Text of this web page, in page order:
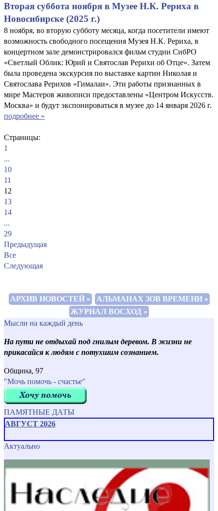
Вторая суббота ноября в Музее Н.К. Рериха в
Новосибирске (2025 г.)
8 ноября, во вторую субботу месяца, когда посетители имеют
возможность свободного посещения Музея Н.К. Рериха, в
концертном зале демонстрировался фильм студии СибРО
«Светлый Облик: Юрий и Святослав Рерихи об Отце». Затем
была проведена экскурсия по выставке картин Николая и
Святослава Рерихов «Гималаи». Эти работы признанных в
мире Мастеров живописи предоставлены «Центром Искусств.
Москва» и будут экспонироваться в музее до 14 января 2026 г.
подробнее »
Страницы:
1
...
10
11
12
13
14
...
29
Предыдущая
Все
Следующая
АРХИВ НОВОСТЕЙ »
АЛЬМАНАХ ЗОВ ВРЕМЕНИ »
ЖУРНАЛ ВОСХОД »
Мысли на каждый день
На пути не отдыхай под гнилым деревом. В жизни не
прикасайся к людям с потухшим сознанием.
Община, 97
"Мочь помочь - счастье"
ПАМЯТНЫЕ ДАТЫ
АВГУСТ 2026
Актуально